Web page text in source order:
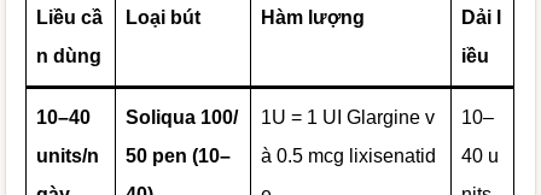
Liều cầ
n dùng
Loại bút Hàm lượng
Dải l
iều
10–40
units/n
Soliqua 100/
50 pen (10–
1U = 1 UI Glargine v
à 0.5 mcg lixisenatid
10–
40 u